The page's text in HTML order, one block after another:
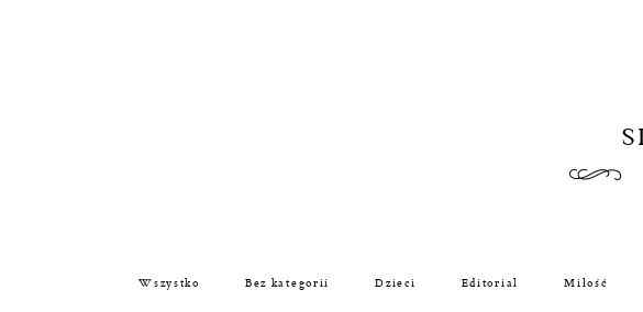
Wszystko Bez kategorii Dzieci Editorial Miłość